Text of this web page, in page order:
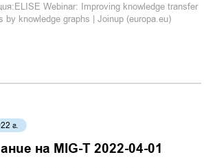
Webinar: Improving knowledge transfer
by knowledge graphs | Joinup (europa.eu)
г.
на MIG-T 2022-04-01